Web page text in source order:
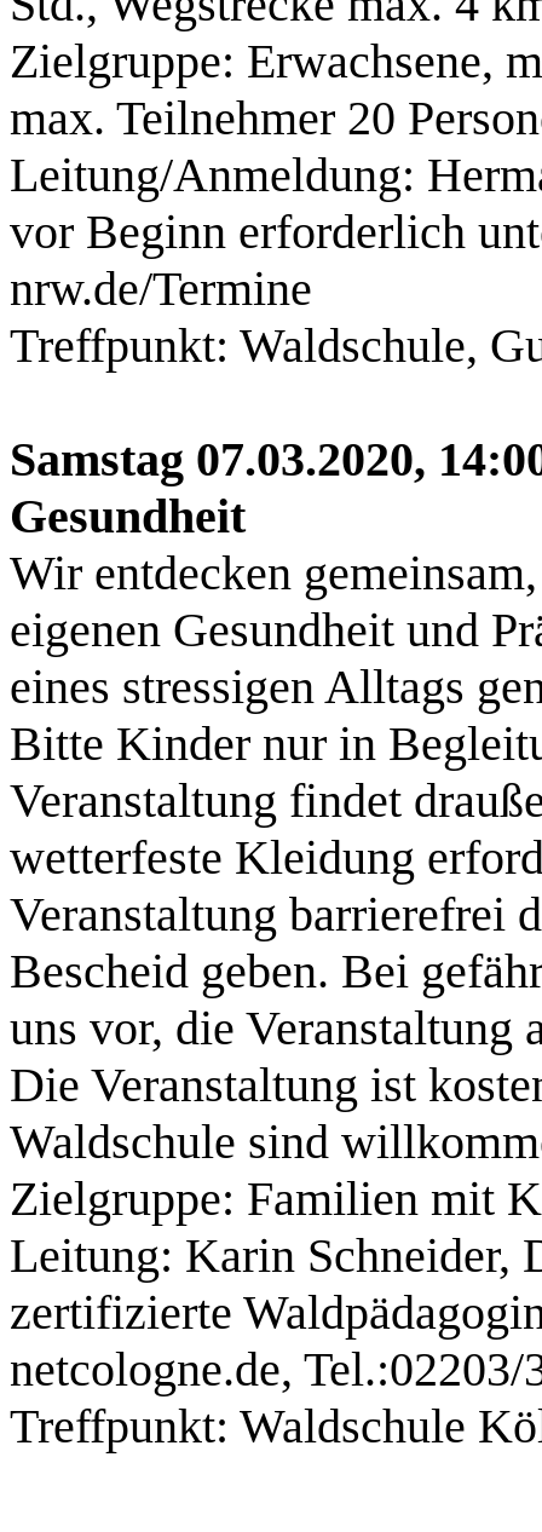
Zielgruppe: Erwachsene,
max. Teilnehmer 20
Leitung/Anmeldung:
vor Beginn erforderlich
nrw.de/Termine
Treffpunkt: Waldschule,
Samstag 07.03.2020,
Gesundheit
Wir entdecken
eigenen Gesundheit und
eines stressigen Alltags
Bitte Kinder nur in
Veranstaltung findet
wetterfeste Kleidung
Veranstaltung barrierefrei
Bescheid geben. Bei
uns vor, die Veranstaltung
Die Veranstaltung ist
Waldschule sind
Zielgruppe: Familien mit
Leitung: Karin Schneider,
zertifizierte
netcologne.de, Tel.:02203/
Treffpunkt: Waldschule